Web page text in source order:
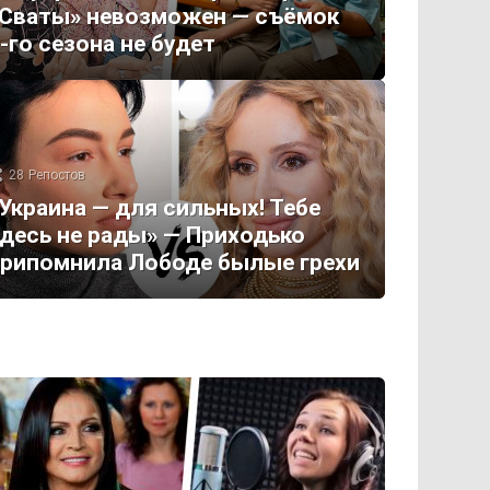
невозможен — съёмок
го сезона не будет
28 Репостов
— для сильных! Тебе
не рады» — Приходько
Лободе былые грехи